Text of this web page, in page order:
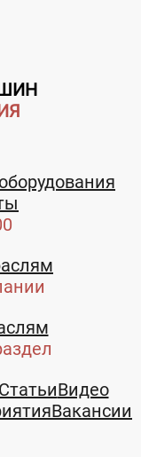
СтатьиВидео
Вакансии